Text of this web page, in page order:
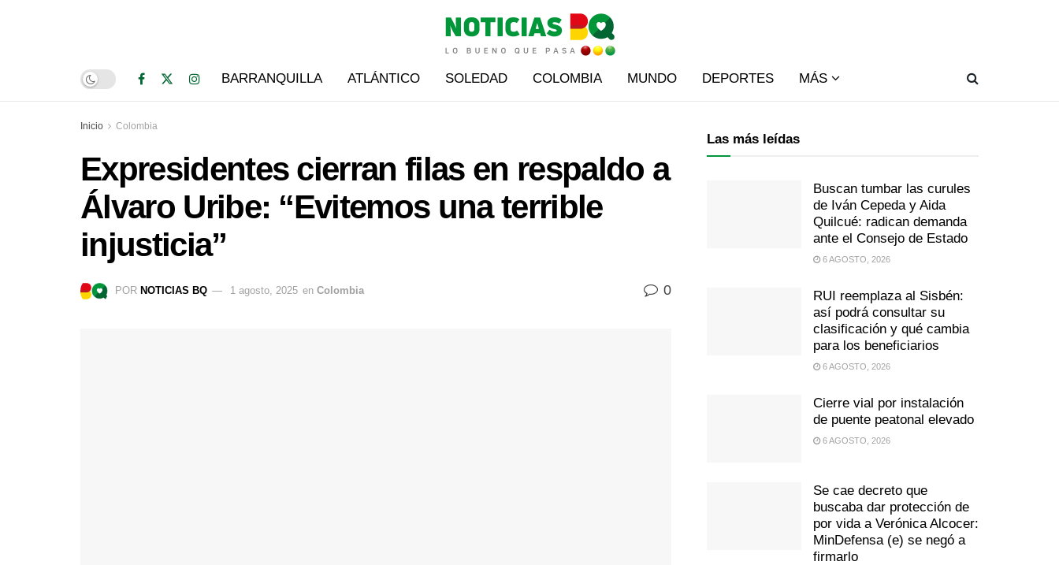
BARRANQUILLA ATLÁNTICO SOLEDAD COLOMBIA MUNDO DEPORTES MÁS
Inicio Colombia
Expresidentes cierran filas en respaldo a
Álvaro Uribe: “Evitemos una terrible
injusticia”
POR NOTICIAS BQ 1 agosto, 2025 en Colombia 0
Las más leídas
Buscan tumbar las curules
de Iván Cepeda y Aida
Quilcué: radican demanda
ante el Consejo de Estado
6 AGOSTO, 2026
RUI reemplaza al Sisbén:
así podrá consultar su
clasificación y qué cambia
para los beneficiarios
6 AGOSTO, 2026
Cierre vial por instalación
de puente peatonal elevado
6 AGOSTO, 2026
Se cae decreto que
buscaba dar protección de
por vida a Verónica Alcocer:
MinDefensa (e) se negó a
firmarlo